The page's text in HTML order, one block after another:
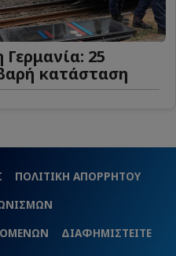
25
κατάσταση
ΠΟΛΙΤΙΚΗ ΑΠΟΡΡΗΤΟΥ
ΔΙΑΦΗΜΙΣΤΕΙΤΕ